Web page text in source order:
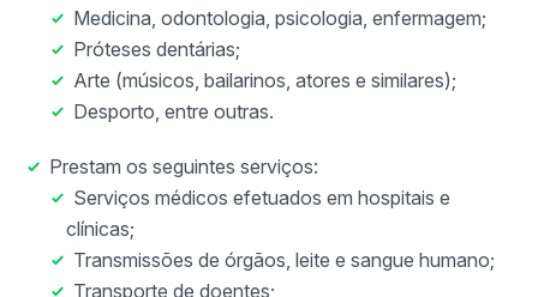
Medicina, odontologia, psicologia, enfermagem;
Próteses dentárias;
Arte (músicos, bailarinos, atores e similares);
Desporto, entre outras.
Prestam os seguintes serviços:
Serviços médicos efetuados em hospitais e
clínicas;
Transmissões de órgãos, leite e sangue humano;
Transporte de doentes;